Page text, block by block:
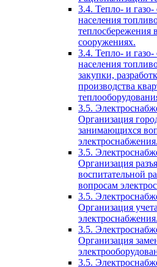
3.4. Тепло- и
населения
теплосбережения
сооружениях.
3.4. Тепло- и
населения
закупки,
производства
3.5.
Организация
занимающихся
электроснабжения.
3.5.
Организация
воспитательной
вопросам
3.5.
Организация
электроснабжения.
3.5.
Организация
3.5.